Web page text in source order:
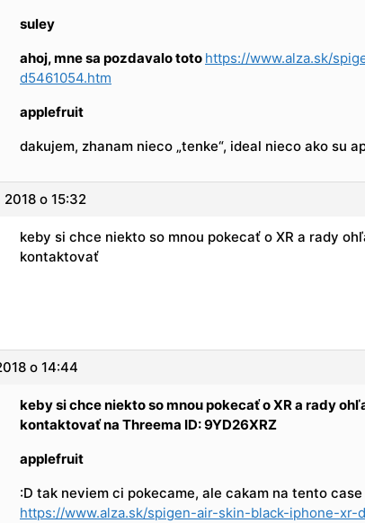
suley
ahoj, mne sa pozdavalo toto https://www.alza.sk/
d5461054.htm
applefruit
dakujem, zhanam nieco „tenke“, ideal nieco ako su
o 15:32
keby si chce niekto so mnou pokecať o XR a rady
kontaktovať
o 14:44
keby si chce niekto so mnou pokecať o XR a rady
kontaktovať na Threema ID: 9YD26XRZ
applefruit
:D tak neviem ci pokecame, ale cakam na tento case
https://www.alza.sk/spigen-air-skin-black-iphone-xr-